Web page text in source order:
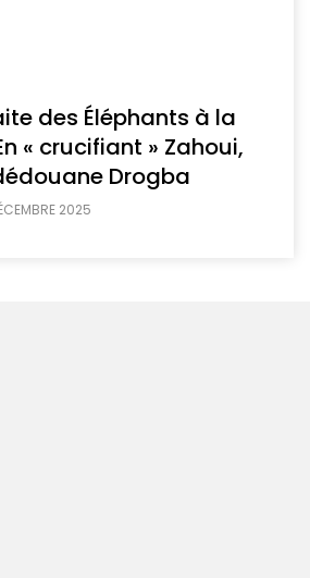
des Éléphants à la
« crucifiant » Zahoui,
Drogba
2025